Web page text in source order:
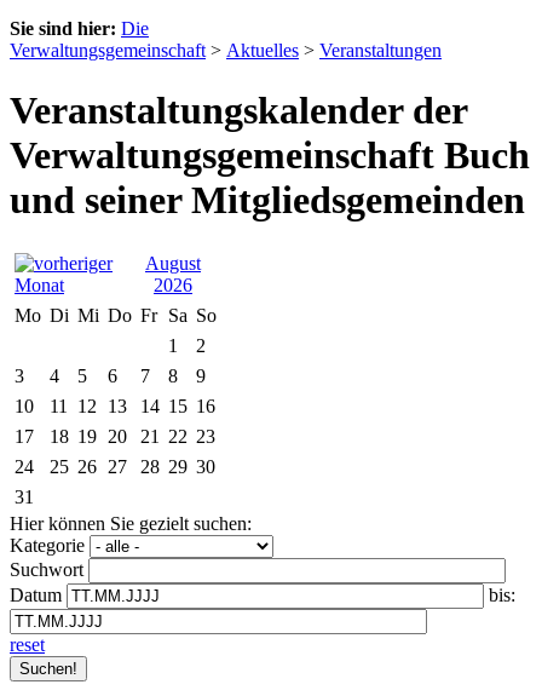
Sie sind hier: Die
Verwaltungsgemeinschaft > Aktuelles > Veranstaltungen
Veranstaltungskalender der
Verwaltungsgemeinschaft Buch
und seiner Mitgliedsgemeinden
August
2026
Mo Di Mi Do Fr Sa So
1
2
3
4 5 6 7 8
9
10
11 12 13 14 15 16
17
18 19 20 21 22 23
24
25 26 27 28 29 30
31
Hier können Sie gezielt suchen:
Kategorie
Suchwort
Datum
bis:
reset